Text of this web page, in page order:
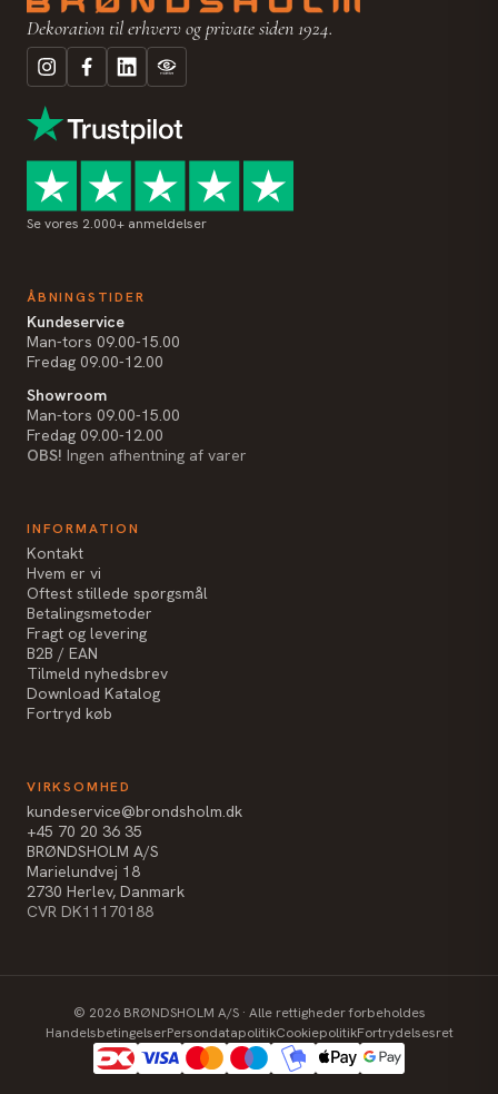
Dekoration til erhverv og private siden 1924.
Se vores 2.000+ anmeldelser
ÅBNINGSTIDER
Kundeservice
Man-tors 09.00-15.00
Fredag 09.00-12.00
Showroom
Man-tors 09.00-15.00
Fredag 09.00-12.00
OBS! Ingen afhentning af varer
INFORMATION
Kontakt
Hvem er vi
Oftest stillede spørgsmål
Betalingsmetoder
Fragt og levering
B2B / EAN
Tilmeld nyhedsbrev
Download Katalog
Fortryd køb
VIRKSOMHED
kundeservice@brondsholm.dk
+45 70 20 36 35
BRØNDSHOLM A/S
Marielundvej 18
2730 Herlev, Danmark
CVR DK11170188
© 2026BRØNDSHOLM A/S · Alle rettigheder forbeholdes
HandelsbetingelserPersondatapolitikCookiepolitikFortrydelsesret